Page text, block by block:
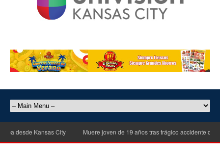
Kansas City Muere joven de 19 años tras trágico accidente de